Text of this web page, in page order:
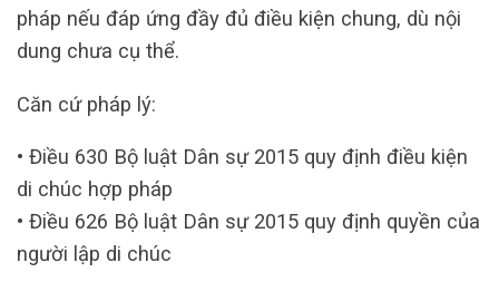
pháp nếu đáp ứng đầy đủ điều kiện chung, dù nội
dung chưa cụ thể.
Căn cứ pháp lý:
• Điều 630 Bộ luật Dân sự 2015 quy định điều kiện
di chúc hợp pháp
• Điều 626 Bộ luật Dân sự 2015 quy định quyền của
người lập di chúc